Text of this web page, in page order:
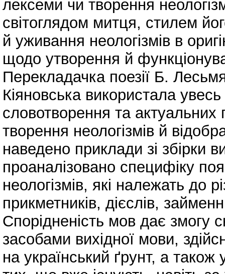
лексеми чи творення
світоглядом митця, стилем
й уживання неологізмів в
щодо утворення й
Перекладачка поезії Б.
Кіяновська використала
словотворення та
творення неологізмів й
наведено приклади зі збірки
проаналізовано специфіку
неологізмів, які належать до
прикметників, дієслів,
Спорідненість мов дає змогу
засобами вихідної мови,
на український ґрунт, а